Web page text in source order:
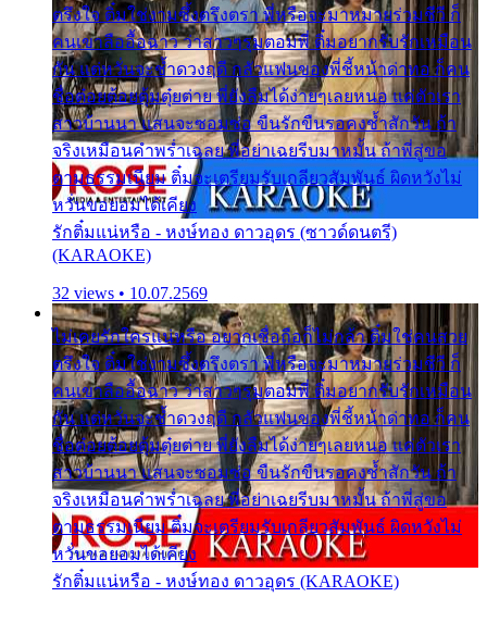
ตรึงใจ ติ๋มใช่งามซึ้งตรึงตรา พี่หรือจะมาหมายร่วมชีวี ก็
คนเขาลืออื้อฉาว ว่าสาวๆรุมตอมพี่ ติ๋มอยากรับรักเหมือน
กัน แต่หวั่นจะช้ำดวงฤดี กลัวแฟนของพี่ชี้หน้าด่าทอ ก็คน
ชื่อต๋อยต้อยตุ้มตุ๋ยต่าย พี่ยังลืมได้ง่ายๆเลยหนอ แค่ตัวเรา
สาวบ้านนา แสนจะซอมซ่อ ขืนรักขืนรอคงช้ำสักวัน ถ้า
จริงเหมือนคำพร่ำเฉลย พี่อย่าเฉยรีบมาหมั้น ถ้าพี่สู่ขอ
ตามธรรมเนียม ติ๋มจะเตรียมรับเกลียวสัมพันธ์ ผิดหวังไม่
หวั่นขอยอมได้เคียง
รักติ๋มแน่หรือ - หงษ์ทอง ดาวอุดร (ซาวด์ดนตรี)
(KARAOKE)
32 views • 10.07.2569
ไม่เคยรักใครแน่หรือ อยากเชื่อถือก็ไม่กล้า ติ๋มใช่คนสวย
ตรึงใจ ติ๋มใช่งามซึ้งตรึงตรา พี่หรือจะมาหมายร่วมชีวี ก็
คนเขาลืออื้อฉาว ว่าสาวๆรุมตอมพี่ ติ๋มอยากรับรักเหมือน
กัน แต่หวั่นจะช้ำดวงฤดี กลัวแฟนของพี่ชี้หน้าด่าทอ ก็คน
ชื่อต๋อยต้อยตุ้มตุ๋ยต่าย พี่ยังลืมได้ง่ายๆเลยหนอ แค่ตัวเรา
สาวบ้านนา แสนจะซอมซ่อ ขืนรักขืนรอคงช้ำสักวัน ถ้า
จริงเหมือนคำพร่ำเฉลย พี่อย่าเฉยรีบมาหมั้น ถ้าพี่สู่ขอ
ตามธรรมเนียม ติ๋มจะเตรียมรับเกลียวสัมพันธ์ ผิดหวังไม่
หวั่นขอยอมได้เคียง
รักติ๋มแน่หรือ - หงษ์ทอง ดาวอุดร (KARAOKE)